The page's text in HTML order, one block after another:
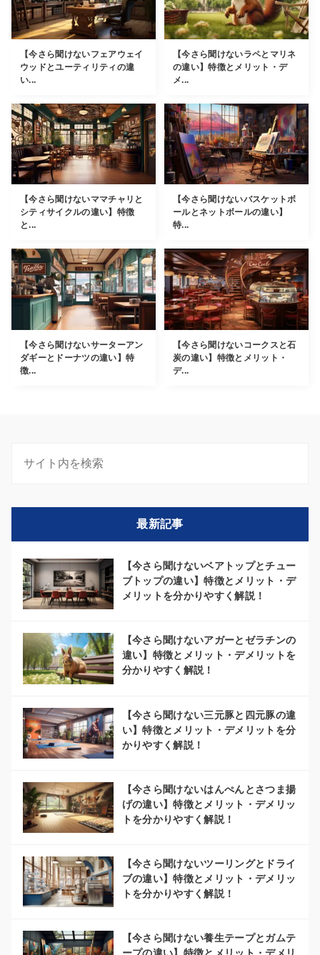
【今さら聞けないフェアウェイ
ウッドとユーティリティの違
い...
【今さら聞けないラペとマリネ
の違い】特徴とメリット・デ
メ...
【今さら聞けないママチャリと
シティサイクルの違い】特徴
と...
【今さら聞けないバスケットボ
ールとネットボールの違い】
特...
【今さら聞けないサーターアン
ダギーとドーナツの違い】特
徴...
【今さら聞けないコークスと石
炭の違い】特徴とメリット・
デ...
最新記事
【今さら聞けないベアトップとチュー
ブトップの違い】特徴とメリット・デ
メリットを分かりやすく解説！
【今さら聞けないアガーとゼラチンの
違い】特徴とメリット・デメリットを
分かりやすく解説！
【今さら聞けない三元豚と四元豚の違
い】特徴とメリット・デメリットを分
かりやすく解説！
【今さら聞けないはんぺんとさつま揚
げの違い】特徴とメリット・デメリッ
トを分かりやすく解説！
【今さら聞けないツーリングとドライ
ブの違い】特徴とメリット・デメリッ
トを分かりやすく解説！
【今さら聞けない養生テープとガムテ